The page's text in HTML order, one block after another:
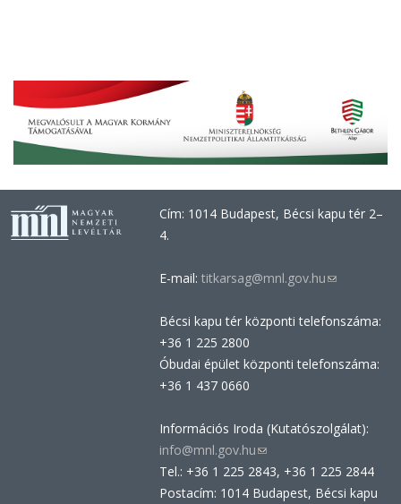
Cím: 1014 Budapest, Bécsi kapu tér 2–
4.
E-mail: titkarsag@mnl.gov.hu(link
e-
Bécsi kapu tér központi telefonszáma:
+36 1 225 2800
Óbudai épület központi telefonszáma:
+36 1 437 0660
Információs Iroda (Kutatószolgálat):
info@mnl.gov.hu(link
sends
e-
Tel.: +36 1 225 2843, +36 1 225 2844
Postacím: 1014 Budapest, Bécsi kapu